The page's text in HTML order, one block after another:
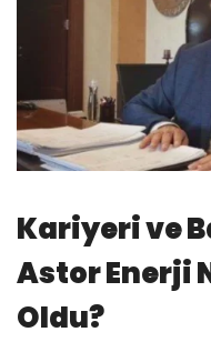
Kariyeri ve
Astor Enerji
Oldu?